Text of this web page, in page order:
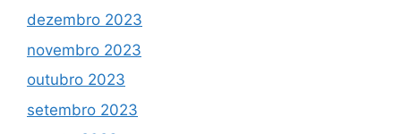
dezembro 2023
novembro 2023
outubro 2023
setembro 2023